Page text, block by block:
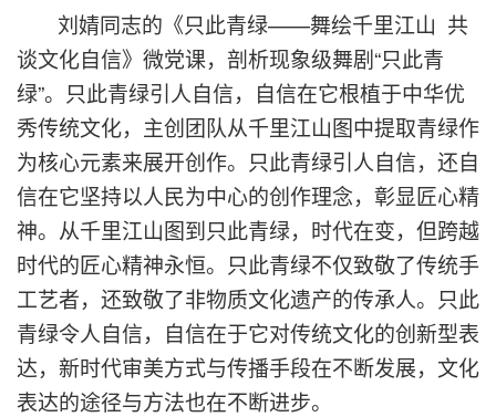
刘婧同志的《只此青绿——舞绘千里江山 共
谈文化自信》微党课，剖析现象级舞剧“只此青
绿”。 只此青绿引人自信，自信在它根植于中华优
秀传统文化，主创团队从千里江山图中提取青绿作
为核心元素来展开创作。只此青绿引人自信，还自
信在它坚持以人民为中心的创作理念，彰显匠心精
神。从千里江山图到只此青绿，时代在变，但跨越
时代的匠心精神永恒。只此青绿不仅致敬了传统手
工艺者，还致敬了非物质文化遗产的传承人。只此
青绿令人自信，自信在于它对传统文化的创新型表
达，新时代审美方式与传播手段在不断发展，文化
表达的途径与方法也在不断进步。